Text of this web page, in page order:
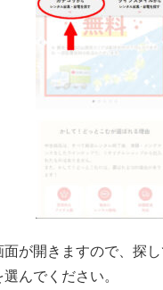
面が開きますので、探
んでください。